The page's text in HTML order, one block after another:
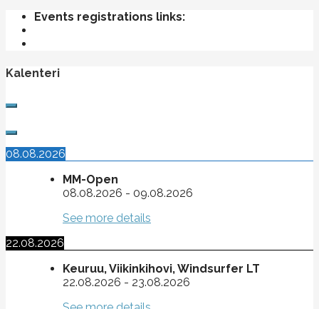
Events registrations links:
Kalenteri
08.08.2026
MM-Open
08.08.2026 - 09.08.2026
See more details
22.08.2026
Keuruu, Viikinkihovi, Windsurfer LT
22.08.2026 - 23.08.2026